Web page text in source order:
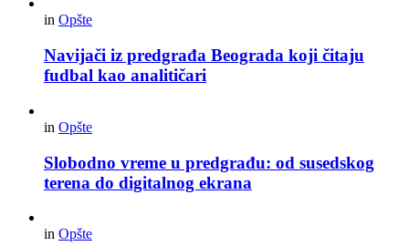
in Opšte
Navijači iz predgrađa Beograda koji čitaju
fudbal kao analitičari
in Opšte
Slobodno vreme u predgrađu: od susedskog
terena do digitalnog ekrana
in Opšte